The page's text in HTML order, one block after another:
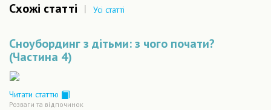
Схожі статті | Усі статті
Сноубординг з дітьми: з чого почати?
(Частина 4)
Читати статтю
Розваги та відпочинок